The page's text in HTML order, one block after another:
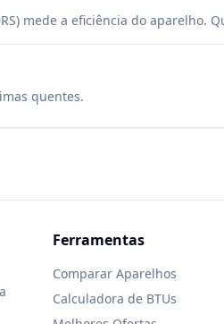
mede a eficiência do aparelho.
quentes.
Ferramentas
Comparar Aparelhos
Calculadora de BTUs